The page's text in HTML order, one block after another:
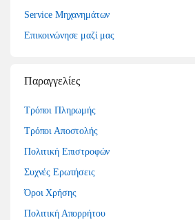
Service Μηχανημάτων
Επικοινώνησε μαζί μας
Παραγγελίες
Τρόποι Πληρωμής
Τρόποι Αποστολής
Πολιτική Επιστροφών
Συχνές Ερωτήσεις
Όροι Χρήσης
Πολιτική Απορρήτου